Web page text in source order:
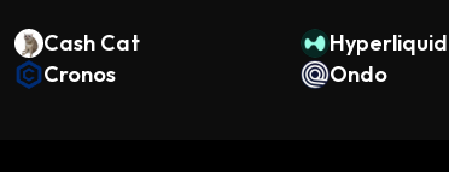
Cash Cat Hyperliquid
Cronos
Ondo